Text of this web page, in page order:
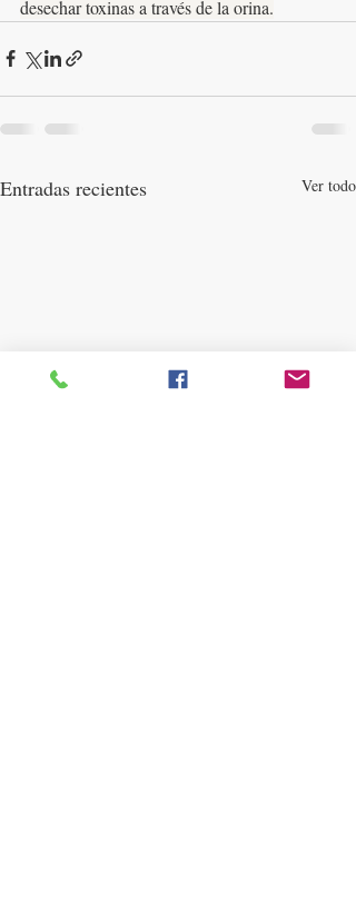
desechar toxinas a través de la orina.
Entradas recientes Ver todo